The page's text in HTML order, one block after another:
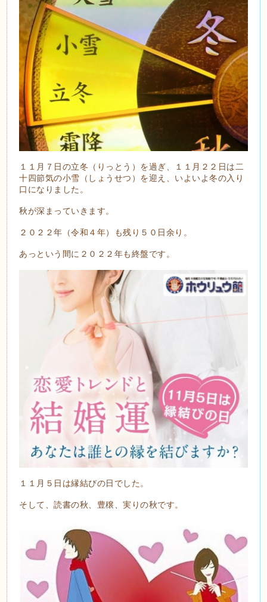
１１月７日の立冬（りっとう）を過ぎ、１１月２２日は二
十四節気の小雪（しょうせつ）を迎え、いよいよ冬の入り
口になりました。
秋が深まっていきます。
２０２２年（令和４年）も残り５０日余り。
あっという間に２０２２年も終盤です。
１１月５日は縁結びの日でした。
そして、読書の秋、豊穣、実りの秋です。